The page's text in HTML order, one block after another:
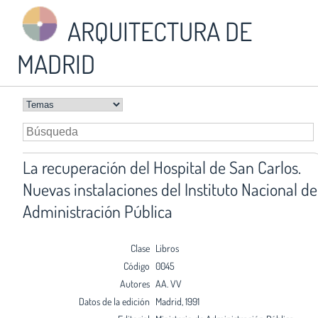
ARQUITECTURA DE
MADRID
La recuperación del Hospital de San Carlos.
Nuevas instalaciones del Instituto Nacional de
Administración Pública
Clase Libros
Código 0045
Autores AA. VV
Datos de la edición Madrid, 1991